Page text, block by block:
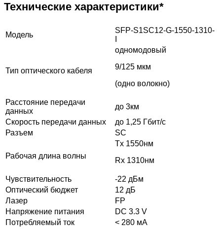
Технические характеристики*
Модель
SFP-S1SC12-G-1550-1310-
Тип оптического кабеля
одномодовый
9/125 мкм
(одно волокно)
Расстояние передачи
данных
до 3км
Скорость передачи данных
до 1,25 Гбит/с
Разъем
SC
Рабочая длина волны
Tx 1550нм
Rx 1310нм
Чувствительность
-22 дБм
Оптический бюджет
12 дБ
Лазер
FP
Напряжение питания
DC 3.3 V
Потребляемый ток
< 280 мА